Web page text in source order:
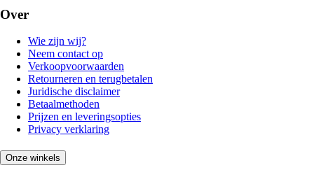
Over
Wie zijn wij?
Neem contact op
Verkoopvoorwaarden
Retourneren en terugbetalen
Juridische disclaimer
Betaalmethoden
Prijzen en leveringsopties
Privacy verklaring
Onze winkels